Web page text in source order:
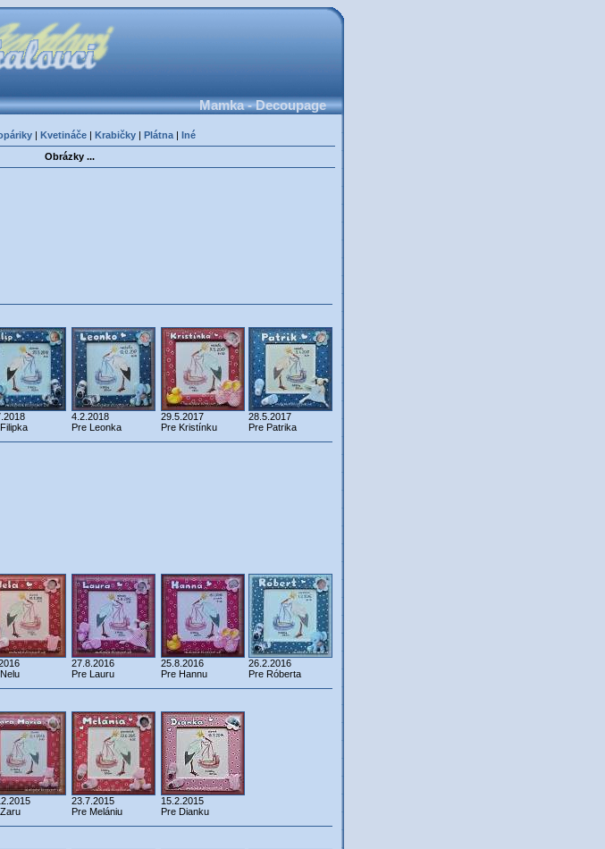
Mamka - Decoupage
| Kvetináče| Krabičky| Plátna| Iné
Obrázky ...
4.2.2018
Pre Leonka
29.5.2017
Pre Kristínku
28.5.2017
Pre Patrika
27.8.2016
Pre Lauru
25.8.2016
Pre Hannu
26.2.2016
Pre Róberta
23.7.2015
Pre Melániu
15.2.2015
Pre Dianku